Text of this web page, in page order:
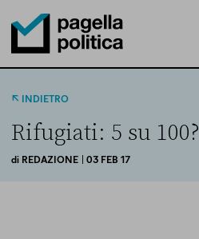
Pagella Politica Logo
INDIETRO
Rifugiati: 5 su 100?
di REDAZIONE | 03 FEB 17